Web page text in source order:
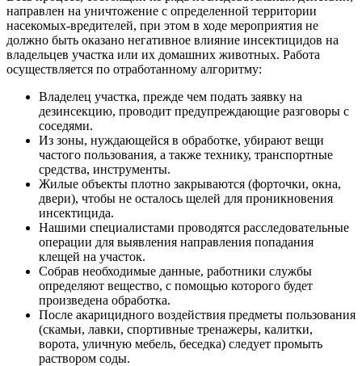
направлен на уничтожение с определенной территории
насекомых-вредителей, при этом в ходе мероприятия не
должно быть оказано негативное влияние инсектицидов на
владельцев участка или их домашних животных. Работа
осуществляется по отработанному алгоритму:
Владелец участка, прежде чем подать заявку на
дезинсекцию, проводит предупреждающие разговоры с
соседями.
Из зоны, нуждающейся в обработке, убирают вещи
частого пользования, а также технику, транспортные
средства, инструменты.
Жилые объекты плотно закрываются (форточки, окна,
двери), чтобы не осталось щелей для проникновения
инсектицида.
Нашими специалистами проводятся расследовательные
операции для выявления направления попадания
клещей на участок.
Собрав необходимые данные, работники службы
определяют вещество, с помощью которого будет
произведена обработка.
После акарицидного воздействия предметы пользования
(скамьи, лавки, спортивные тренажеры, калитки,
ворота, уличную мебель, беседка) следует промыть
раствором соды.